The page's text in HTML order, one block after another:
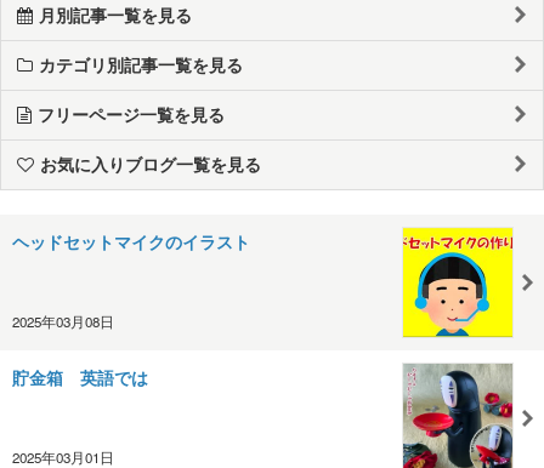
月別記事一覧を見る
カテゴリ別記事一覧を見る
フリーページ一覧を見る
お気に入りブログ一覧を見る
ヘッドセットマイクのイラスト
2025年03月08日
貯金箱 英語では
2025年03月01日